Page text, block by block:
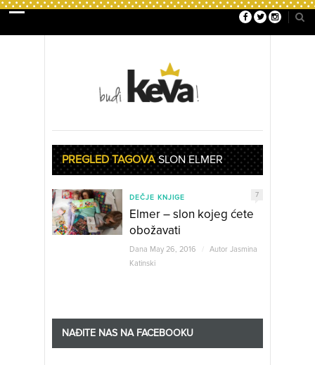
PREGLED TAGOVASLON ELMER
DEČJE KNJIGE 7
Elmer – slon kojeg ćete
obožavati
Dana May 26, 2016 Autor Jasmina
Katinski
NAĐITE NAS NA FACEBOOKU